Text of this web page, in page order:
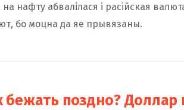
нафту абвалілася і расійская
бо моцна да яе прывязаны.
поздно? Доллар